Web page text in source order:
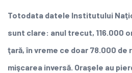
Totodata datele Institutului
sunt clare: anul trecut, 116.000
ţară, în vreme ce doar 78.000 de
mişcarea inversă. Oraşele au